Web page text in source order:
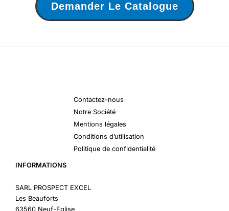
Demander Le Catalogue
Contactez-nous
Notre Société
Mentions légales
Conditions d’utilisation
Politique de confidentialité
INFORMATIONS
SARL PROSPECT EXCEL
Les Beauforts
63560 Neuf-Eglise